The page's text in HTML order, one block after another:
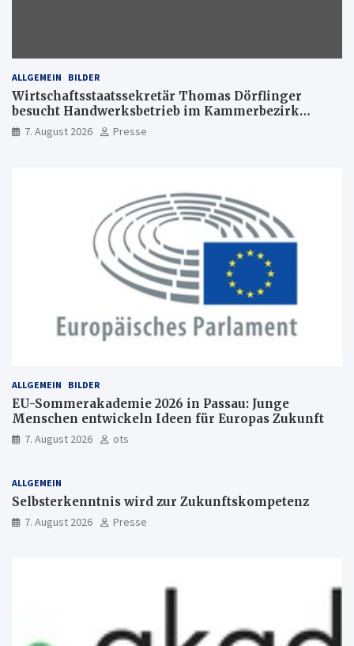
ALLGEMEIN BILDER
Wirtschaftsstaatssekretär Thomas Dörflinger
besucht Handwerksbetrieb im Kammerbezirk
Freiburg
7. August 2026 Presse
ALLGEMEIN BILDER
EU-Sommerakademie 2026 in Passau: Junge
Menschen entwickeln Ideen für Europas Zukunft
7. August 2026 ots
ALLGEMEIN
Selbsterkenntnis wird zur Zukunftskompetenz
7. August 2026 Presse